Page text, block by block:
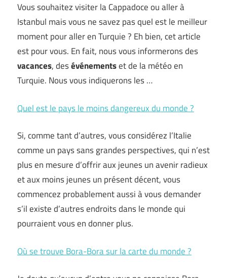
Vous souhaitez visiter la Cappadoce ou aller à
Istanbul mais vous ne savez pas quel est le meilleur
moment pour aller en Turquie ? Eh bien, cet article
est pour vous. En fait, nous vous informerons des
vacances, desévénementset de la météo en
Turquie. Nous vous indiquerons les …
Quel est le pays le moins dangereux du monde ?
Si, comme tant d’autres, vous considérez l’Italie
comme un pays sans grandes perspectives, qui n’est
plus en mesure d’offrir aux jeunes un avenir radieux
et aux moins jeunes un présent décent, vous
commencez probablement aussi à vous demander
s’il existe d’autres endroits dans le monde qui
pourraient vous en donner plus.
Où se trouve Bora-Bora sur la carte du monde ?